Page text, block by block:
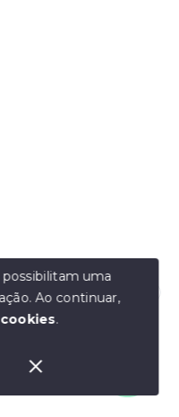
para te ajudar.
Todos os direitos
possibilitam uma
Ao continuar,
cookies.